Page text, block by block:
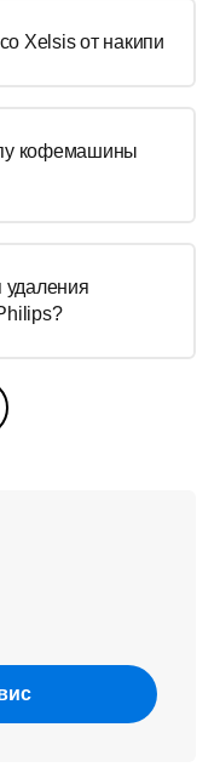
Xelsis от накипи
кофемашины
удаления